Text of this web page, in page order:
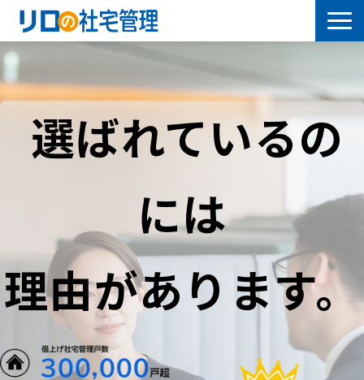
借上社宅プラン
導入事例
社宅について学ぶ
よくあるご質問
セミナー
選ばれているの
には
理由があります。